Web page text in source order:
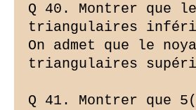
Q 40. Montrer que
triangulaires
On admet que le
triangulaires
Q 41. Montrer que